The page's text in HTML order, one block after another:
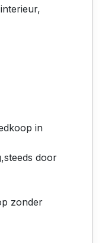
in
door
zonder